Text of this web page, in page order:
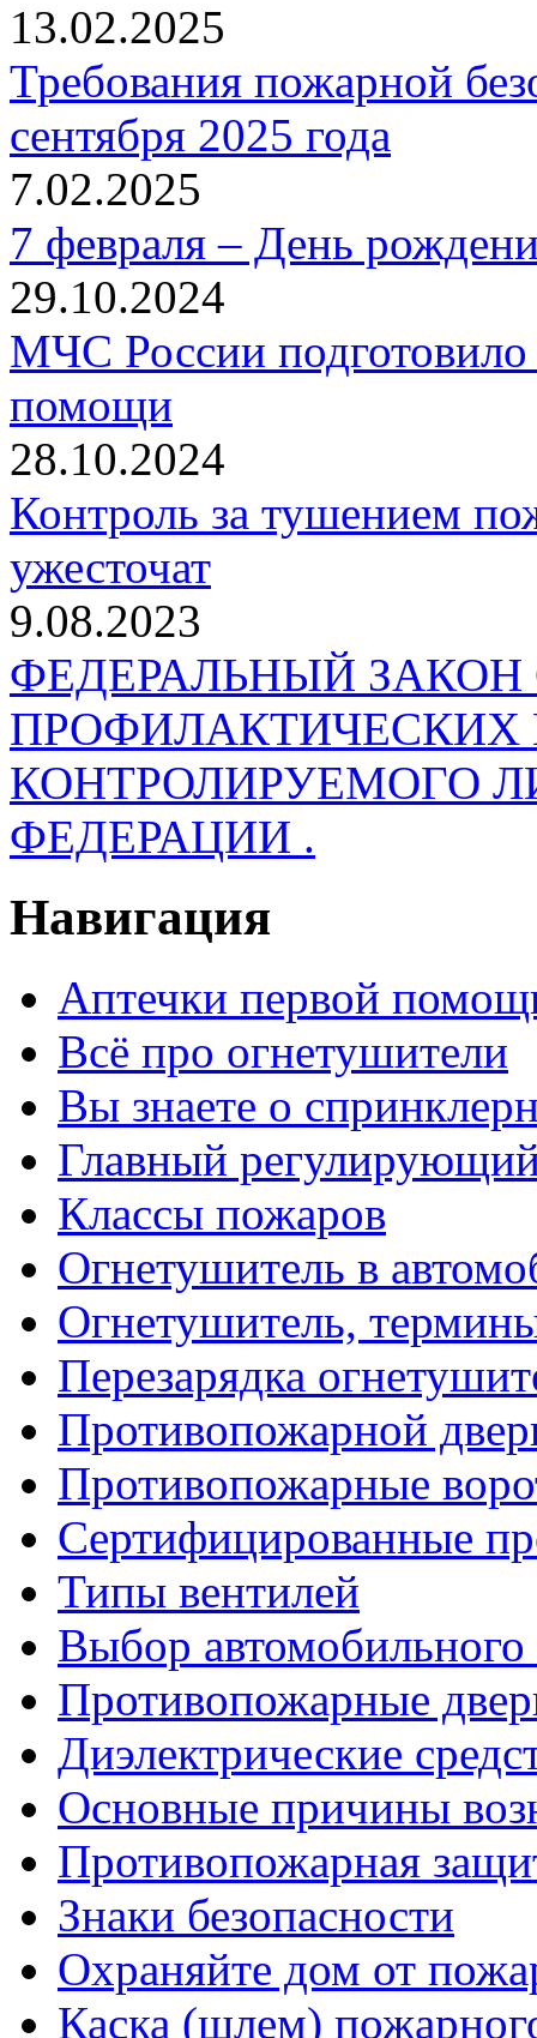
13.02.2025
Требования пожарной
сентября 2025 года
7.02.2025
7 февраля – День
29.10.2024
МЧС России
помощи
28.10.2024
Контроль за тушением
ужесточат
9.08.2023
ФЕДЕРАЛЬНЫЙ
КОНТРОЛИРУЕМОГО
ФЕДЕРАЦИИ .
Навигация
Аптечки первой
Всё про огнетушители
Вы знаете о
Главный
Классы пожаров
Огнетушитель в
Огнетушитель,
Перезарядка
Противопожарной
Противопожарные
Сертифицированные
Типы вентилей
Выбор автомобильного
Противопожарные
Диэлектрические
Основные причины
Противопожарная
Знаки безопасности
Охраняйте дом от
Каска (шлем)